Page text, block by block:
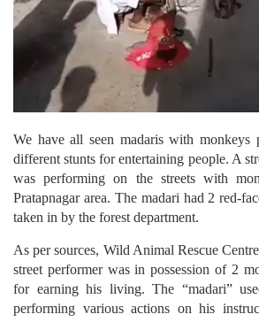
We have all seen madaris with monkeys
different stunts for entertaining people. A
was performing on the streets with
Pratapnagar area. The madari had 2 red-
taken in by the forest department.
As per sources, Wild Animal Rescue
street performer was in possession of 2
for earning his living. The “madari”
performing various actions on his